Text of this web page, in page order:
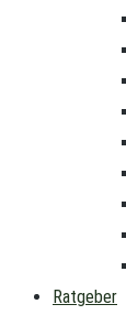
Ratgeber